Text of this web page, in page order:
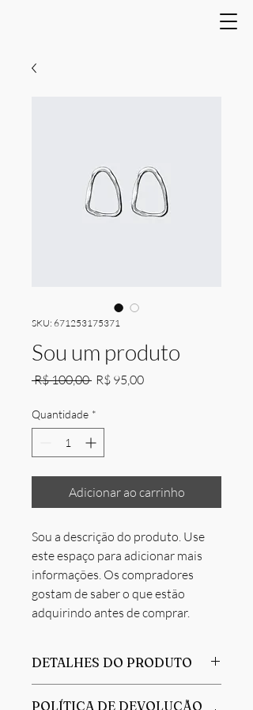
SKU: 671253175371
Sou um produto
R$ 100,00 Preço
R$ 95,00Preço
Quantidade *
Adicionar ao carrinho
Sou a descrição do produto. Use
este espaço para adicionar mais
informações. Os compradores
gostam de saber o que estão
adquirindo antes de comprar.
DETALHES DO PRODUTO
POLÍTICA DE DEVOLUÇÃO